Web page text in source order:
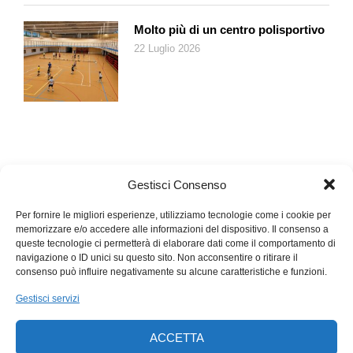
Gestisci Consenso
Per fornire le migliori esperienze, utilizziamo tecnologie come i cookie per
memorizzare e/o accedere alle informazioni del dispositivo. Il consenso a
queste tecnologie ci permetterà di elaborare dati come il comportamento di
navigazione o ID unici su questo sito. Non acconsentire o ritirare il
consenso può influire negativamente su alcune caratteristiche e funzioni.
Gestisci servizi
ACCETTA
potervi concedere il lusso di guardare almeno un film di Natale
in questi giorni.
Molto più di un centro polisportivo
22 Luglio 2026